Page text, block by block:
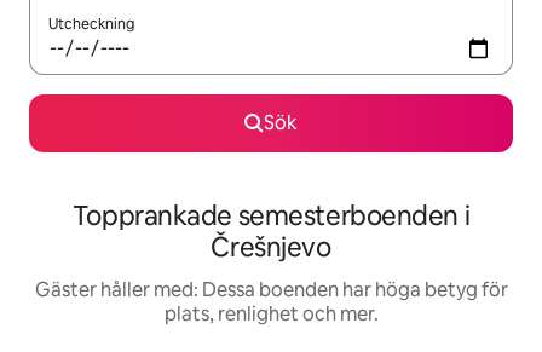
Utcheckning
Sök
Topprankade semesterboenden i
Črešnjevo
Gäster håller med: Dessa boenden har höga betyg för
plats, renlighet och mer.